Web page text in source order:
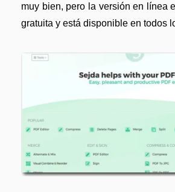
muy bien, pero la versión en línea
gratuita y está disponible en todos